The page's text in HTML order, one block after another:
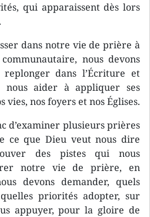
qui apparaissent dès lors
dans notre vie de prière à
nous devons
dans l’Écriture et
aider à appliquer ses
vies, nos foyers et nos Églises.
d’examiner plusieurs prières
ce que Dieu veut nous dire
des pistes qui nous
notre vie de prière, en
devons demander, quels
priorités adopter, sur
appuyer, pour la gloire de